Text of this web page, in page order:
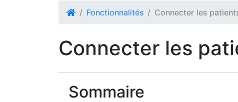
Fonctionnalités Connecter les
Connecter les
Sommaire